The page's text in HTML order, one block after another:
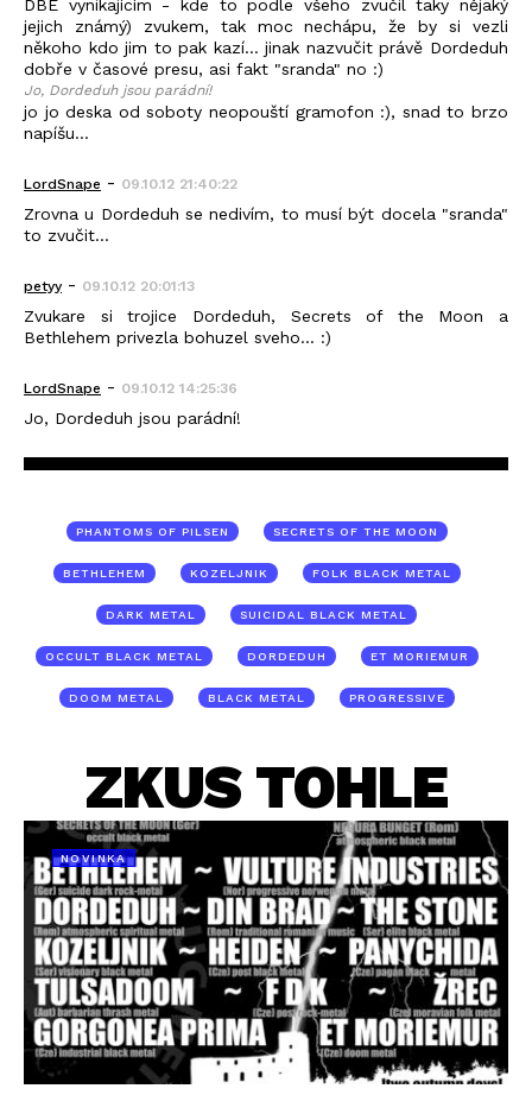
DBE vynikajícím - kde to podle všeho zvučil taky nějaký
jejich známý) zvukem, tak moc nechápu, že by si vezli
někoho kdo jim to pak kazí... jinak nazvučit právě Dordeduh
dobře v časové presu, asi fakt "sranda" no :)
Jo, Dordeduh jsou parádní!
jo jo deska od soboty neopouští gramofon :), snad to brzo
napíšu...
LordSnape - 09.10.12 21:40:22
Zrovna u Dordeduh se nedivím, to musí být docela "sranda"
to zvučit...
petyy - 09.10.12 20:01:13
Zvukare si trojice Dordeduh, Secrets of the Moon a
Bethlehem privezla bohuzel sveho... :)
LordSnape - 09.10.12 14:25:36
Jo, Dordeduh jsou parádní!
PHANTOMS OF PILSEN SECRETS OF THE MOON
BETHLEHEM KOZELJNIK FOLK BLACK METAL
DARK METAL SUICIDAL BLACK METAL
OCCULT BLACK METAL DORDEDUH ET MORIEMUR
DOOM METAL BLACK METAL PROGRESSIVE
ZKUS TOHLE
NOVINKA